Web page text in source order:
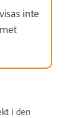
inte
i den